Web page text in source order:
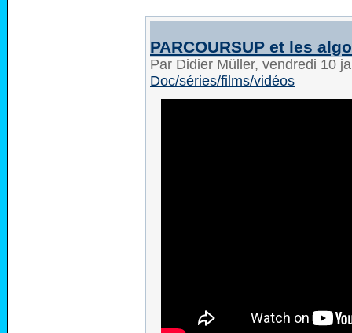
PARCOURSUP et les
Par Didier Müller, vendredi 10
Doc/séries/films/vidéos